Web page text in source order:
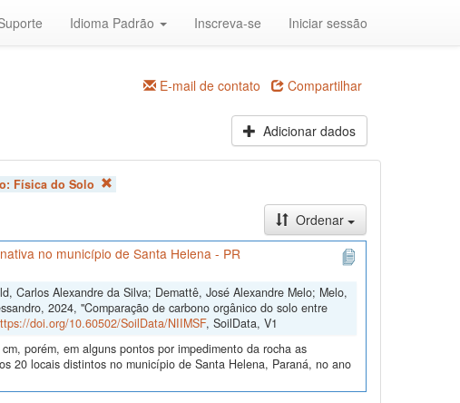
Idioma Padrão Inscreva-se Iniciar sessão
E-mail de contato Compartilhar
Adicionar dados
Física do Solo
Ordenar
no município de Santa Helena - PR
Carlos Alexandre da Silva; Demattê, José Alexandre Melo; Melo,
2024, "Comparação de carbono orgânico do solo entre
doi.org/10.60502/SoilData/NIIMSF, SoilData, V1
porém, em alguns pontos por impedimento da rocha as
20 locais distintos no município de Santa Helena, Paraná, no ano